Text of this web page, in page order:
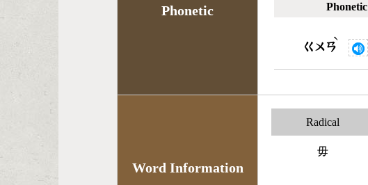
Phonetic
Phonetic
ㄍㄨㄢ
ˋ
Word Information
Radical
毋